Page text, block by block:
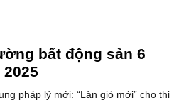
bất động sản 6
pháp lý mới: “Làn gió mới” cho thị